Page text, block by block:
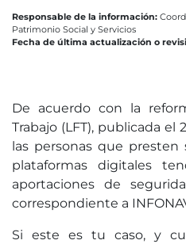
Responsable de la información:
Patrimonio Social y Servicios
Fecha de última actualización o
De acuerdo con la
Trabajo (LFT), publicada
las personas que presten
plataformas digitales
aportaciones de
correspondiente a
Si este es tu caso, y